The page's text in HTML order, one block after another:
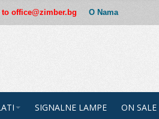
office@zimber.bg O Nama
SIGNALNE LAMPE ON SALE